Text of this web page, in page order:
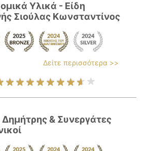
Υλικά - Είδη
Σιούλας Κωνσταντίνος
Δείτε περισσότερα >>
& Συνεργάτες